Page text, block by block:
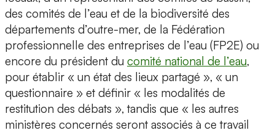
des comités de l’eau et de la biodiversité des
départements d’outre-mer, de la Fédération
professionnelle des entreprises de l’eau (FP2E) ou
encore du président du comité national de l’eau,
pour établir « un état des lieux partagé », « un
questionnaire » et définir « les modalités de
restitution des débats », tandis que « les autres
ministères concernés seront associés à ce travail